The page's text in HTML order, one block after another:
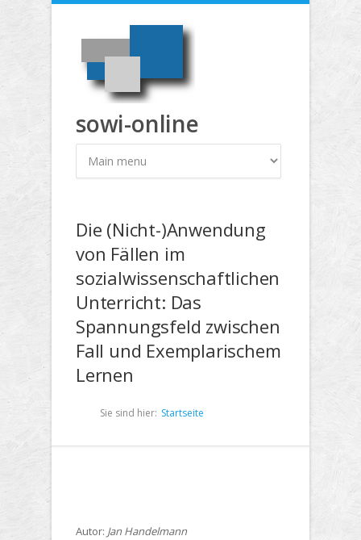
Direkt zum Inhalt
sowi-online
Die (Nicht-)Anwendung
von Fällen im
sozialwissenschaftlichen
Unterricht: Das
Spannungsfeld zwischen
Fall und Exemplarischem
Lernen
Sie sind hier: Startseite
Autor: Jan Handelmann